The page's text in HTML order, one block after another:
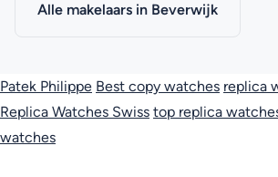
Alle makelaars in Beverwijk
Patek Philippe Best copy watches replica
Replica Watches Swiss top replica
watches